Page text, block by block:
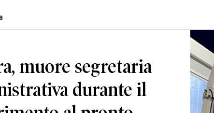
muore segretaria
durante il